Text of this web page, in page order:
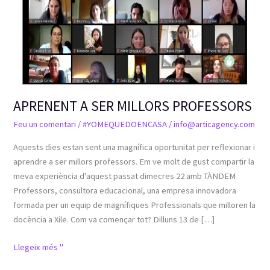
APRENENT A SER MILLORS PROFESSORS
Feu un comentari /#YOMEQUEDOENCASA /info@articagency.com
Aquests dies estan sent una magnífica oportunitat per reflexionar i
aprendre a ser millors professors. Em ve molt de gust compartir la
meva experiència d'aquest passat dimecres 22 amb TÀNDEM
Professors, consultora educacional, una empresa innovadora
formada per un equip de magnífiques Professionals que milloren la
docència a Xile. Com va començar tot? Dilluns 13 de […]
Llegeix més "